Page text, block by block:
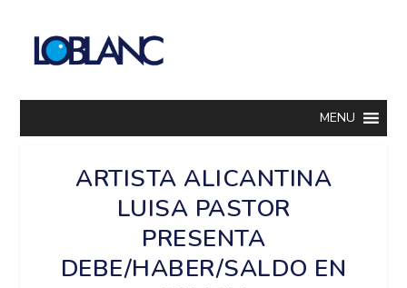
MENU
ARTISTA ALICANTINA
LUISA PASTOR
PRESENTA
DEBE/HABER/SALDO EN